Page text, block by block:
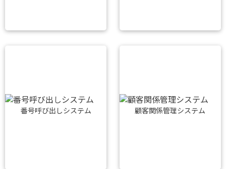
番号呼び出しシステム 顧客関係管理システム